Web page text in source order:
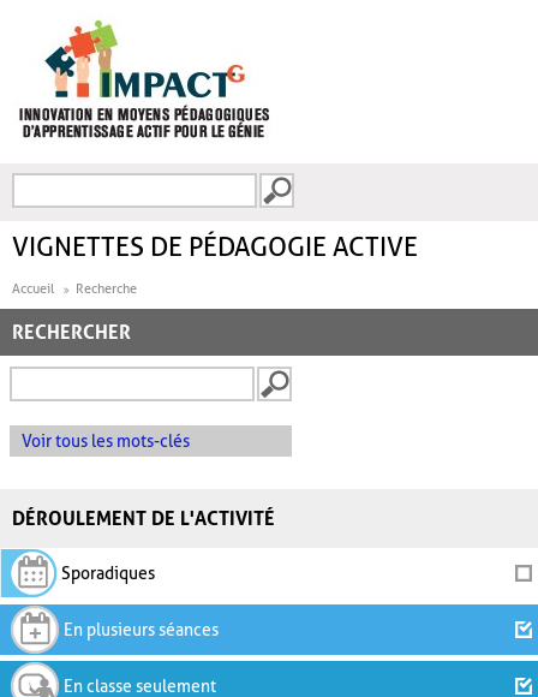
FORMULAIRE DE
VIGNETTES DE PÉDAGOGIE ACTIVE
Accueil Recherche
RECHERCHER
Voir tous les mots-clés
DÉROULEMENT DE L'ACTIVITÉ
Sporadiques
En plusieurs séances
En classe seulement